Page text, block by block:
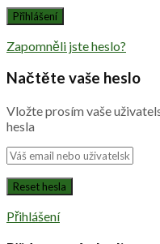
Zapomněli jste heslo?
Načtěte vaše heslo
Vložte prosím vaše
hesla
Přihlášení